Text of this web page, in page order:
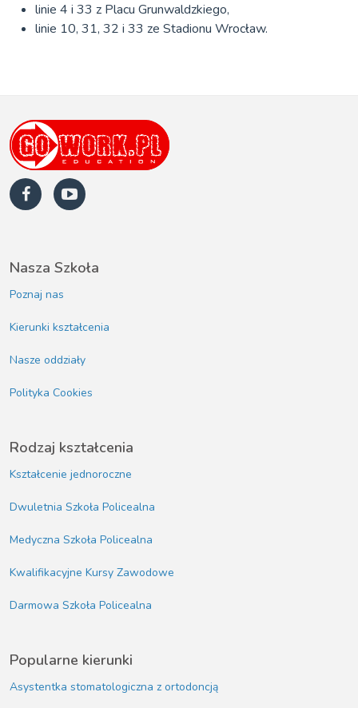
linie 4 i 33 z Placu Grunwaldzkiego,
linie 10, 31, 32 i 33 ze Stadionu Wrocław.
Nasza Szkoła
Poznaj nas
Kierunki kształcenia
Nasze oddziały
Polityka Cookies
Rodzaj kształcenia
Kształcenie jednoroczne
Dwuletnia Szkoła Policealna
Medyczna Szkoła Policealna
Kwalifikacyjne Kursy Zawodowe
Darmowa Szkoła Policealna
Popularne kierunki
Asystentka stomatologiczna z ortodoncją